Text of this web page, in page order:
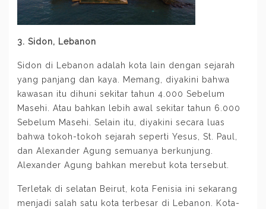
3. Sidon, Lebanon
Sidon di Lebanon adalah kota lain dengan sejarah
yang panjang dan kaya. Memang, diyakini bahwa
kawasan itu dihuni sekitar tahun 4.000 Sebelum
Masehi. Atau bahkan lebih awal sekitar tahun 6.000
Sebelum Masehi. Selain itu, diyakini secara luas
bahwa tokoh-tokoh sejarah seperti Yesus, St. Paul,
dan Alexander Agung semuanya berkunjung.
Alexander Agung bahkan merebut kota tersebut.
Terletak di selatan Beirut, kota Fenisia ini sekarang
menjadi salah satu kota terbesar di Lebanon. Kota-